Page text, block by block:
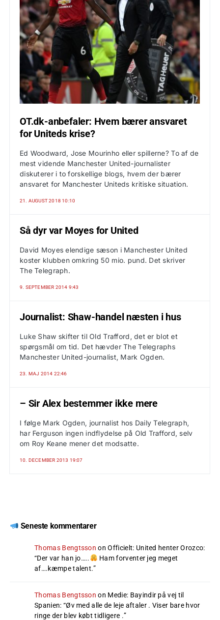
OT.dk-anbefaler: Hvem bærer ansvaret
for Uniteds krise?
Ed Woodward, Jose Mourinho eller spillerne? To af de
mest vidende Manchester United-journalister
diskuterer i to forskellige blogs, hvem der bærer
ansvaret for Manchester Uniteds kritiske situation.
21. AUGUST 2018 10:10
Så dyr var Moyes for United
David Moyes elendige sæson i Manchester United
koster klubben omkring 50 mio. pund. Det skriver
The Telegraph.
9. SEPTEMBER 2014 9:43
Journalist: Shaw-handel næsten i hus
Luke Shaw skifter til Old Trafford, det er blot et
spørgsmål om tid. Det hævder The Telegraphs
Manchester United-journalist, Mark Ogden.
23. MAJ 2014 22:46
– Sir Alex bestemmer ikke mere
I følge Mark Ogden, journalist hos Daily Telegraph,
har Ferguson ingen indflydelse på Old Trafford, selv
om Roy Keane mener det modsatte.
10. DECEMBER 2013 19:07
Seneste kommentarer
Thomas Bengtsson onOfficielt: United henter Orozco:
“Der var han jo…..
Ham forventer jeg meget
af….kæmpe talent.”
Thomas Bengtsson on Medie: Bayindir på vej til
Spanien: “Øv med alle de leje aftaler . Viser bare hvor
ringe der blev købt tidligere .”